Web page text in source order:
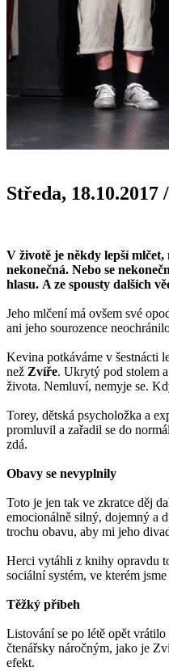
Středa, 18.10.2017 /
V životě je někdy lepší
nekonečná. Nebo se
hlasu. A ze spousty dalších
Jeho mlčení má ovšem své
ani jeho sourozence
Kevina potkáváme v šestnácti
než Zvíře. Ukrytý pod stolem
života. Nemluví, nemyje se.
Torey, dětská psycholožka a
promluvil a zařadil se do
zdá.
Obavy se nevyplnily
Toto je jen tak ve zkratce děj
emocionálně silný, dojemný a
trochu obavu, aby mi jeho
Herci vytáhli z knihy opravdu
sociální systém, ve kterém
Těžký příbeh
Listování se po létě opět
čtenářsky náročným, jako je
efekt.